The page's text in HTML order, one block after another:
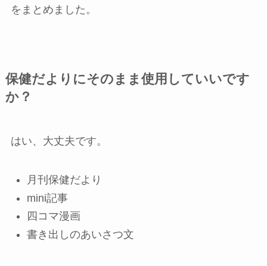
をまとめました。
保健だよりにそのまま使用していいです
か？
はい、大丈夫です。
月刊保健だより
mini記事
四コマ漫画
書き出しのあいさつ文